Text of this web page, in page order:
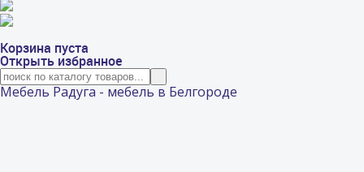
Корзина пуста
Открыть избранное
Мебель Радуга - мебель в Белгороде